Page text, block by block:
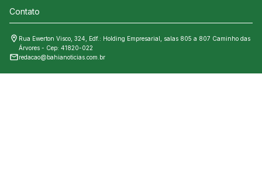
Contato
Rua Ewerton Visco, 324, Edf.: Holding Empresarial, salas 805 a 807 Caminho das
Árvores - Cep: 41820-022
redacao@bahianoticias.com.br